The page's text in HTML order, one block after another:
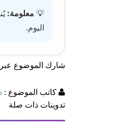
💡 معلومة:
اليوم.
شارك الموضوع
كاتب الموضوع :
تدوينات ذات صلة